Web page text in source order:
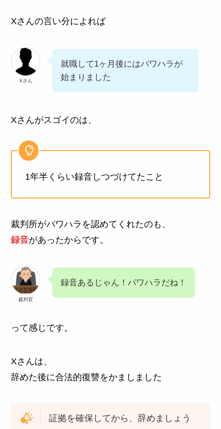
Xさんの言い分によれば
Xさん
就職して1ヶ月後にはパワハラが
始まりました
Xさんがスゴイのは、
1年半くらい録音 しつづけてたこと
裁判所がパワハラを認めてくれたのも、
録音があったからです。
裁判官
録音あるじゃん！パワハラだね！
って感じです。
Xさんは、
辞めた後に合法的復讐をかましました
証拠を確保してから、辞めましょう